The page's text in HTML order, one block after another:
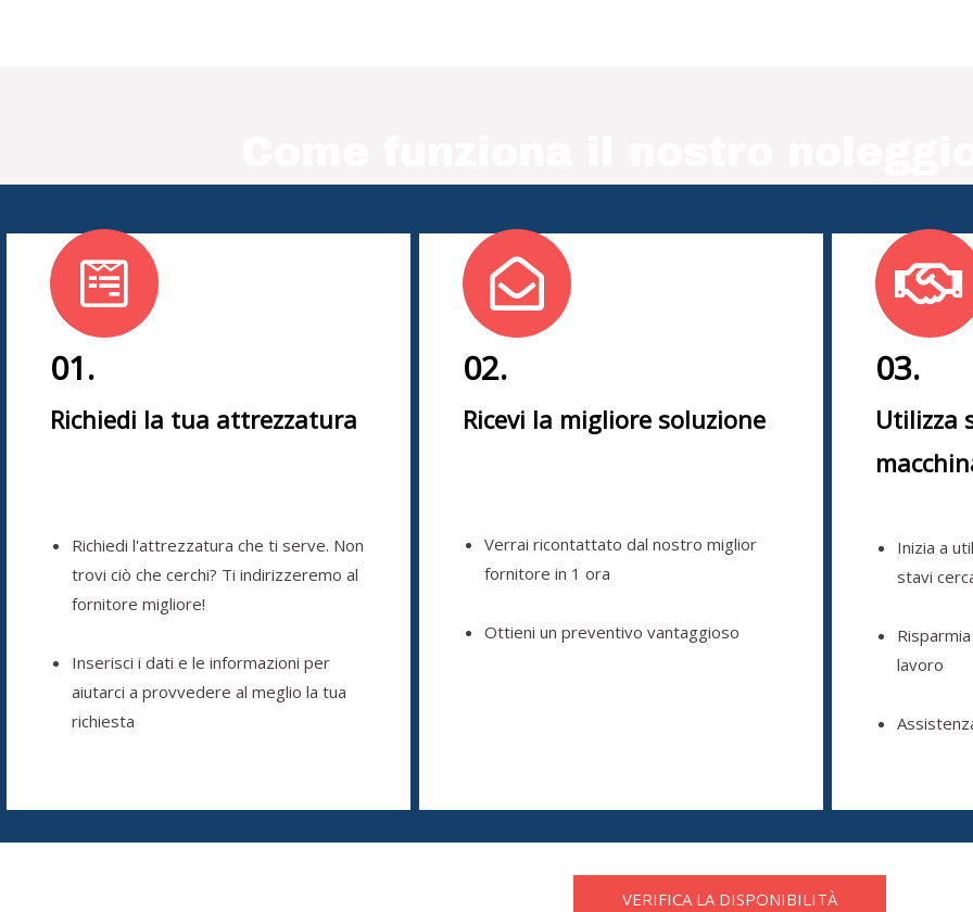
01.
Richiedi la tua attrezzatura
Richiedi l'attrezzatura che ti serve. Non
trovi ciò che cerchi? Ti indirizzeremo al
fornitore migliore!
Inserisci i dati e le informazioni per
aiutarci a provvedere al meglio la tua
richiesta
02.
Ricevi la migliore soluzione
Verrai ricontattato dal nostro miglior
fornitore in 1 ora
Ottieni un preventivo vantaggioso
03.
Utilizza
Inizia a
stavi
lavoro
VERIFICA LA DISPONIBILITÀ